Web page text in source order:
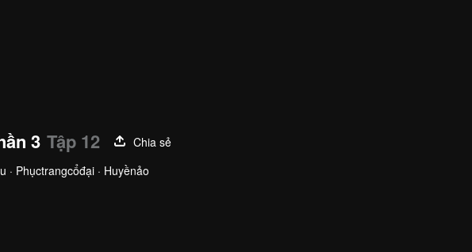
3 Tập 12
Chia sẻ
· Phụctrangcổđại · Huyềnảo